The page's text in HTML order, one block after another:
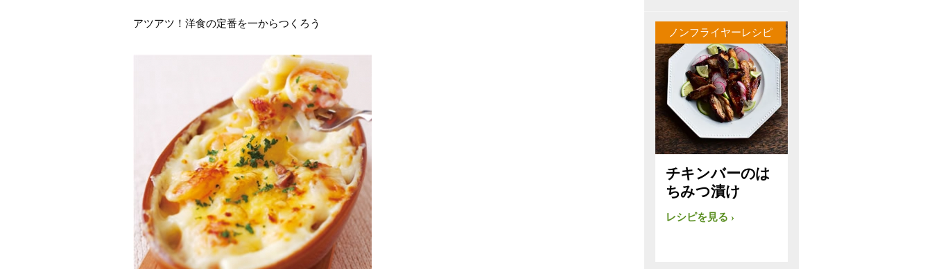
アツアツ！洋食の定番を一からつくろう
ノンフライヤーレシピ
チキンバーのは
ちみつ漬け
レシピを見る